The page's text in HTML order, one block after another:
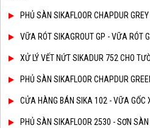
PHỦ SÀN SIKAFLOOR CHAPDUR
VỮA RÓT SIKAGROUT GP - VỮA RÓT
XỬ LÝ VẾT NỨT SIKADUR 752 CHO
PHỦ SÀN SIKAFLOOR CHAPDUR
CỬA HÀNG BÁN SIKA 102 - VỮA GỐC
PHỦ SÀN SIKAFLOOR 2530 - SƠN SÀN